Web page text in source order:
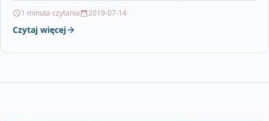
1 minuta czytania 2019-07-14
Czytaj więcej